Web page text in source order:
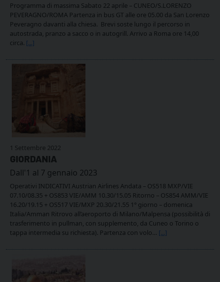
Programma di massima Sabato 22 aprile – CUNEO/S.LORENZO
PEVERAGNO/ROMA Partenza in bus GT alle ore 05.00 da San Lorenzo
Peveragno davanti alla chiesa. Brevi soste lungo il percorso in
autostrada, pranzo a sacco o in autogrill. Arrivo a Roma ore 14,00
circa. [...]
1 Settembre 2022
GIORDANIA
Dall'1 al 7 gennaio 2023
Operativi INDICATIVI Austrian Airlines Andata – OS518 MXP/VIE
07.10/08.35 + OS853 VIE/AMM 10.30/15.05 Ritorno – OS854 AMM/VIE
16.20/19.15 + OS517 VIE/MXP 20.30/21.55 1° giorno – domenica
Italia/Amman Ritrovo all’aeroporto di Milano/Malpensa (possibilità di
trasferimento in pullman, con supplemento, da Cuneo o Torino o
tappa intermedia su richiesta). Partenza con volo… [...]